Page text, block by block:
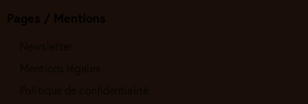
Pages / Mentions
Newsletter
Mentions légales
Politique de confidentialité